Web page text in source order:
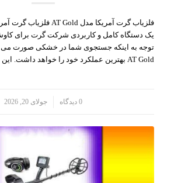
یک دستگاه کامل و کاربردی شرکت گرت برای
توجه به اینکه جستجوی شما در خشکی صورت می
AT Gold بهترین عملکرد خود را خواهد داشت. این دستگاه به…
0 دیدگاه جولای 20, 2026